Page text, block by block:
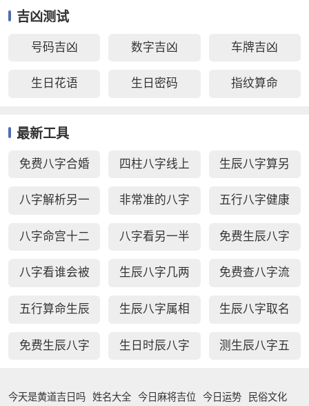
吉凶测试
号码吉凶 数字吉凶 车牌吉凶
生日花语 生日密码 指纹算命
最新工具
免费八字合婚
周易生辰八字
四柱八字线上
排盘
生辰八字算另
一半长相
八字解析另一
半
非常准的八字
日柱秘诀查询
五行八字健康
疾病测算
八字命宫十二
宫断事
八字看另一半
家境能力
免费生辰八字
选车牌号
八字看谁会被
你吸引
生辰八字几两
几钱对照表
免费查八字流
年运势
五行算命生辰
八字测算
生辰八字属相
婚配查询
生辰八字取名
字免费测试
免费生辰八字 生日时辰八字 测生辰八字五
今天是黄道吉日吗 姓名大全 今日麻将吉位 今日运势 民俗文化